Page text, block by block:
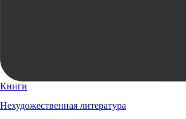
Книги
Нехудожественная литература